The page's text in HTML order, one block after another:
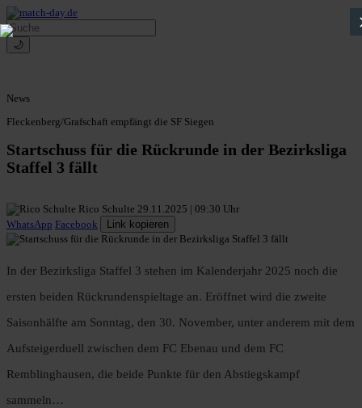
🌙
News
Fleckenberg/Grafschaft empfängt die SF Siegen
Startschuss für die Rückrunde in der Bezirksliga
Staffel 3 fällt
Rico Schulte 29.11.2025 | 09:30 Uhr
WhatsApp Facebook Link kopieren
In der Bezirksliga Staffel 3 stehen im Kalenderjahr 2025 noch die
ersten beiden Rückrundenspieltage an. Eröffnet wird die zweite
Saisonhälfte am Sonntag, den 30. November, unter anderem mit dem
Aufsteigerduell zwischen dem FC Ebenau und dem FC
Remblinghausen, die beide Punkte für den Abstiegskampf
sammeln…